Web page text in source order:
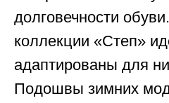
долговечности
коллекции «Степ»
адаптированы для
Подошвы зимних